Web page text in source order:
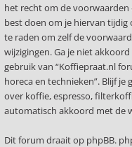
het recht om de
best doen om je hiervan tijdig
te raden om zelf de
wijzigingen. Ga je niet
gebruik van “Koffiepraat.nl
horeca en technieken”. Blijf
over koffie, espresso,
automatisch akkoord met de
Dit forum draait op phpBB.